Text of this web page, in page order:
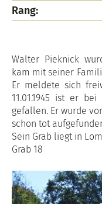
Rang:
Walter Pieknick
kam mit seiner
Er meldete sich
11.01.1945 ist er
gefallen. Er wurde
schon tot
Sein Grab liegt in
Grab 18